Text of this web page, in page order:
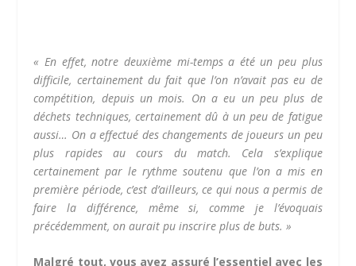
« En effet, notre deuxième mi-temps a été un peu plus
difficile, certainement du fait que l’on n’avait pas eu de
compétition, depuis un mois. On a eu un peu plus de
déchets techniques, certainement dû à un peu de fatigue
aussi… On a effectué des changements de joueurs un peu
plus rapides au cours du match. Cela s’explique
certainement par le rythme soutenu que l’on a mis en
première période, c’est d’ailleurs, ce qui nous a permis de
faire la différence, même si, comme je l’évoquais
précédemment, on aurait pu inscrire plus de buts. »
Malgré tout, vous avez assuré l’essentiel avec les